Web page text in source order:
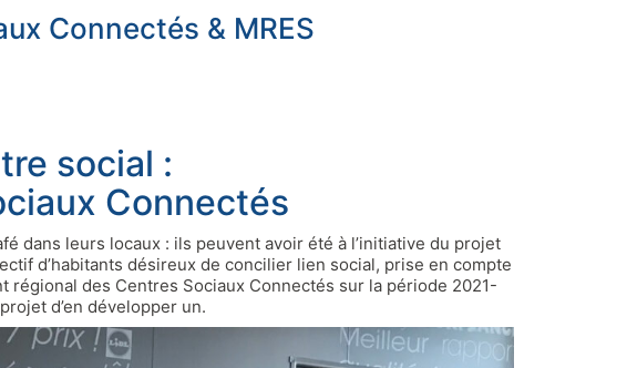
Connectés & MRES
social :
Connectés
dans leurs locaux : ils peuvent avoir été à l’initiative du projet
d’habitants désireux de concilier lien social, prise en compte
des Centres Sociaux Connectés sur la période 2021-
d’en développer un.